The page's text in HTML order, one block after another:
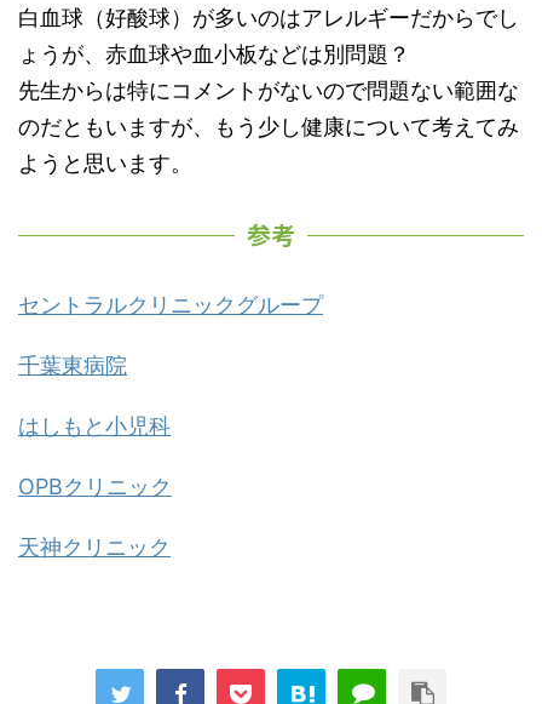
白血球（好酸球）が多いのはアレルギーだからでし
ょうが、赤血球や血小板などは別問題？
先生からは特にコメントがないので問題ない範囲な
のだともいますが、もう少し健康について考えてみ
ようと思います。
参考
セントラルクリニックグループ
千葉東病院
はしもと小児科
OPBクリニック
天神クリニック